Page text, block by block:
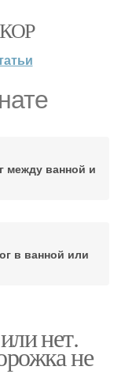
между ванной и
в ванной или
нет.
не